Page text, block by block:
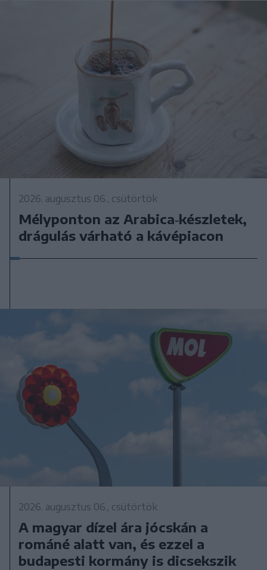
2026. augusztus 06., csütörtök
Mélyponton az Arabica‑készletek,
drágulás várható a kávépiacon
2026. augusztus 06., csütörtök
A magyar dízel ára jócskán a
románé alatt van, és ezzel a
budapesti kormány is dicsekszik